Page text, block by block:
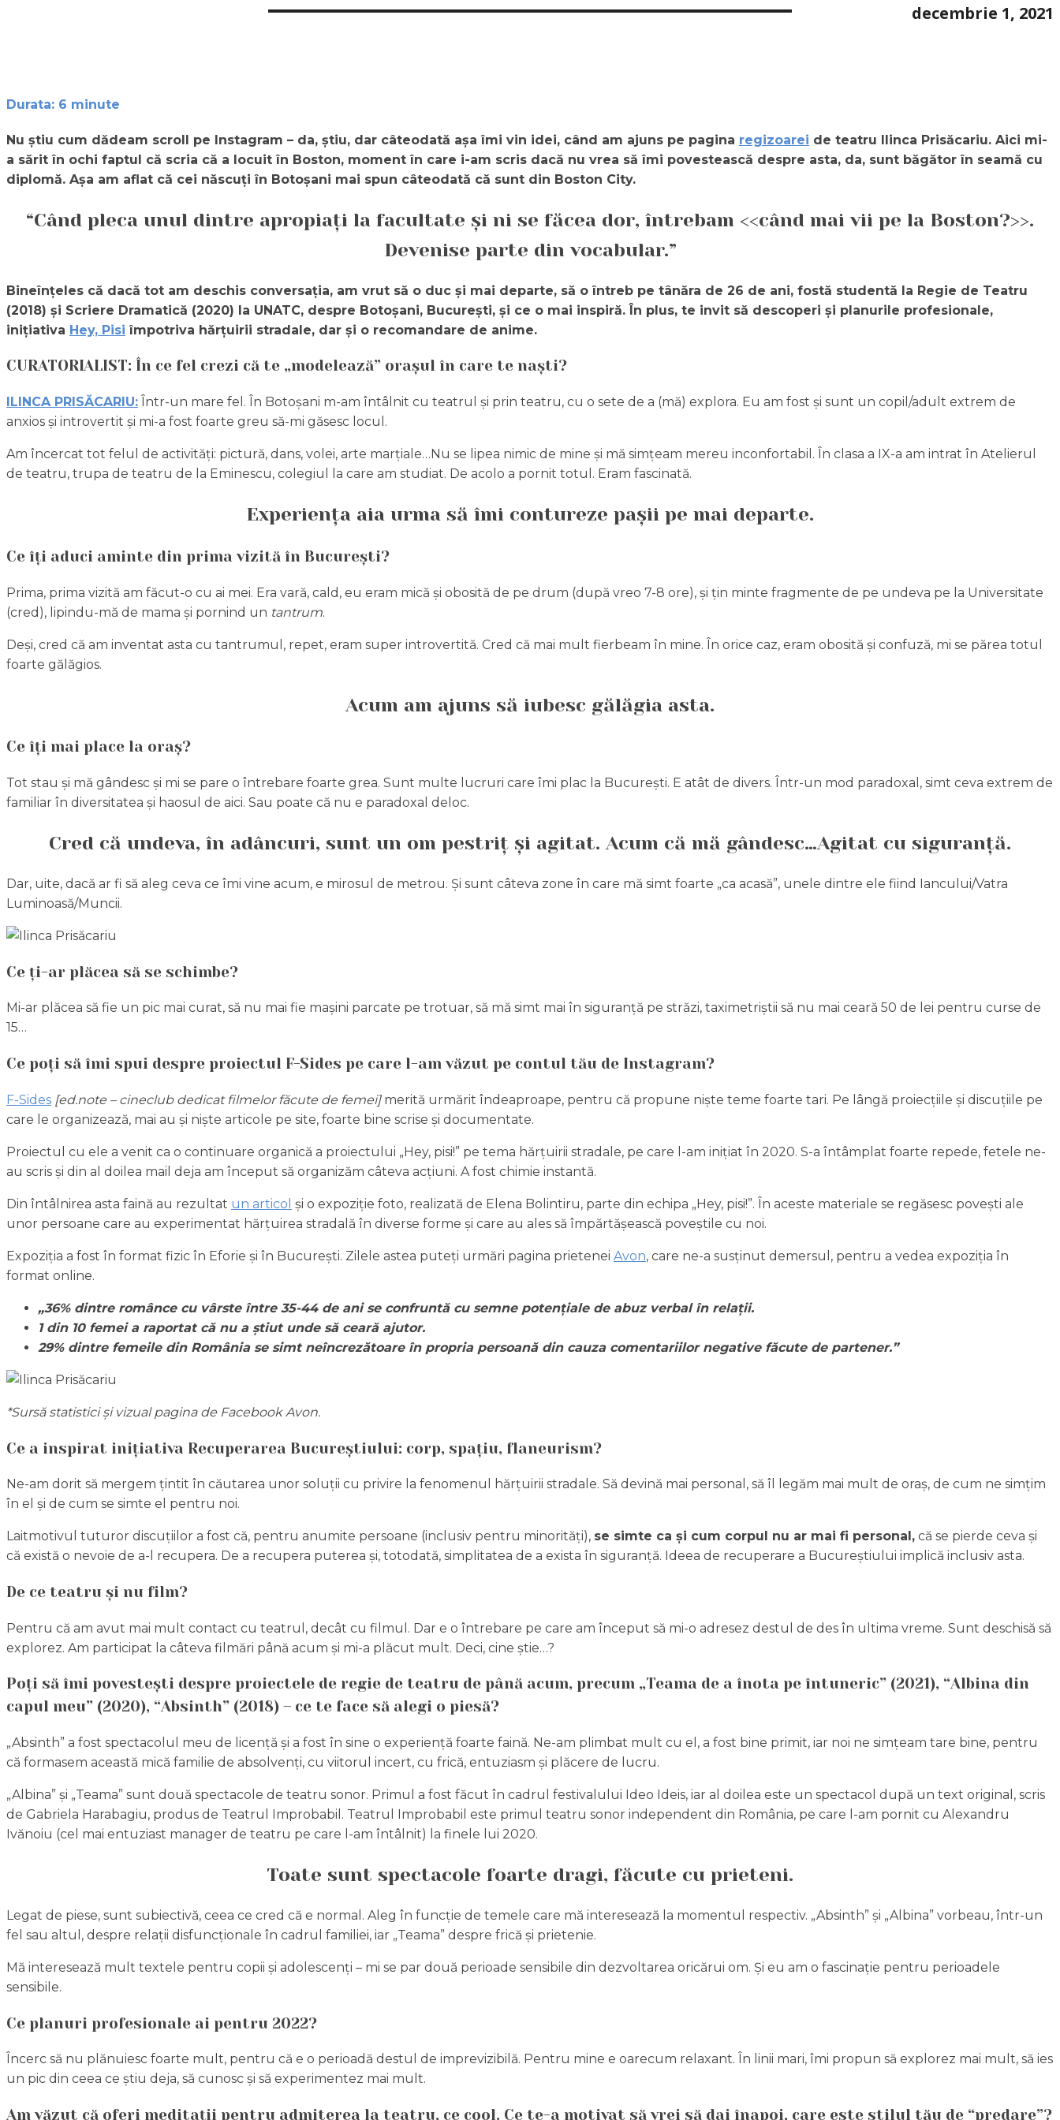
decembrie 1, 2021
Durata: 6 minute
Nu știu cum dădeam scroll pe Instagram – da, știu, dar câteodată așa îmi vin idei, când am ajuns pe pagina regizoarei de teatru Ilinca Prisăcariu. Aici mi-
a sărit în ochi faptul că scria că a locuit în Boston, moment în care i-am scris dacă nu vrea să îmi povestească despre asta, da, sunt băgător în seamă cu
diplomă. Așa am aflat că cei născuți în Botoșani mai spun câteodată că sunt din Boston City.
“Când pleca unul dintre apropiați la facultate și ni se făcea dor, întrebam <<când mai vii pe la Boston?>>.
Devenise parte din vocabular.”
Bineînțeles că dacă tot am deschis conversația, am vrut să o duc și mai departe, să o întreb pe tânăra de 26 de ani, fostă studentă la Regie de Teatru
(2018) și Scriere Dramatică (2020) la UNATC, despre Botoșani, București, și ce o mai inspiră. În plus, te invit să descoperi și planurile profesionale,
inițiativa Hey, Pisi împotriva hărțuirii stradale, dar și o recomandare de anime.
CURATORIALIST: În ce fel crezi că te „modelează” orașul în care te naști?
ILINCA PRISĂCARIU: Într-un mare fel. În Botoșani m-am întâlnit cu teatrul și prin teatru, cu o sete de a (mă) explora. Eu am fost și sunt un copil/adult extrem de
anxios și introvertit și mi-a fost foarte greu să-mi găsesc locul.
Am încercat tot felul de activități: pictură, dans, volei, arte marțiale…Nu se lipea nimic de mine și mă simțeam mereu inconfortabil. În clasa a IX-a am intrat în Atelierul
de teatru, trupa de teatru de la Eminescu, colegiul la care am studiat. De acolo a pornit totul. Eram fascinată.
Experiența aia urma să îmi contureze pașii pe mai departe.
Ce îți aduci aminte din prima vizită în București?
Prima, prima vizită am făcut-o cu ai mei. Era vară, cald, eu eram mică și obosită de pe drum (după vreo 7-8 ore), și țin minte fragmente de pe undeva pe la Universitate
(cred), lipindu-mă de mama și pornind un tantrum.
Deși, cred că am inventat asta cu tantrumul, repet, eram super introvertită. Cred că mai mult fierbeam în mine. În orice caz, eram obosită și confuză, mi se părea totul
foarte gălăgios.
Acum am ajuns să iubesc gălăgia asta.
Ce îți mai place la oraș?
Tot stau și mă gândesc și mi se pare o întrebare foarte grea. Sunt multe lucruri care îmi plac la București. E atât de divers. Într-un mod paradoxal, simt ceva extrem de
familiar în diversitatea și haosul de aici. Sau poate că nu e paradoxal deloc.
Cred că undeva, în adâncuri, sunt un om pestriț și agitat. Acum că mă gândesc…Agitat cu siguranță.
Dar, uite, dacă ar fi să aleg ceva ce îmi vine acum, e mirosul de metrou. Și sunt câteva zone în care mă simt foarte „ca acasă”, unele dintre ele fiind Iancului/Vatra
Luminoasă/Muncii.
Ce ți-ar plăcea să se schimbe?
Mi-ar plăcea să fie un pic mai curat, să nu mai fie mașini parcate pe trotuar, să mă simt mai în siguranță pe străzi, taximetriștii să nu mai ceară 50 de lei pentru curse de
15…
Ce poți să îmi spui despre proiectul F-Sides pe care l-am văzut pe contul tău de Instagram?
F-Sides [ed.note – cineclub dedicat filmelor făcute de femei]merită urmărit îndeaproape, pentru că propune niște teme foarte tari. Pe lângă proiecțiile și discuțiile pe
care le organizează, mai au și niște articole pe site, foarte bine scrise și documentate.
Proiectul cu ele a venit ca o continuare organică a proiectului „Hey, pisi!” pe tema hărțuirii stradale, pe care l-am inițiat în 2020. S-a întâmplat foarte repede, fetele ne-
au scris și din al doilea mail deja am început să organizăm câteva acțiuni. A fost chimie instantă.
Din întâlnirea asta faină au rezultat un articol și o expoziție foto, realizată de Elena Bolintiru, parte din echipa „Hey, pisi!”. În aceste materiale se regăsesc povești ale
unor persoane care au experimentat hărțuirea stradală în diverse forme și care au ales să împărtășească poveștile cu noi.
Expoziția a fost în format fizic în Eforie și în București. Zilele astea puteți urmări pagina prietenei Avon, care ne-a susținut demersul, pentru a vedea expoziția în
format online.
„36% dintre românce cu vârste între 35-44 de ani se confruntă cu semne potențiale de abuz verbal în relații.
1 din 10 femei a raportat că nu a știut unde să ceară ajutor.
29% dintre femeile din România se simt neîncrezătoare în propria persoană din cauza comentariilor negative făcute de partener.”
*Sursă statistici și vizual pagina de Facebook Avon.
Ce a inspirat inițiativa Recuperarea Bucureștiului: corp, spațiu, flaneurism?
Ne-am dorit să mergem țintit în căutarea unor soluții cu privire la fenomenul hărțuirii stradale. Să devină mai personal, să îl legăm mai mult de oraș, de cum ne simțim
în el și de cum se simte el pentru noi.
Laitmotivul tuturor discuțiilor a fost că, pentru anumite persoane (inclusiv pentru minorități), se simte ca și cum corpul nu ar mai fi personal, că se pierde ceva și
că există o nevoie de a-l recupera. De a recupera puterea și, totodată, simplitatea de a exista în siguranță. Ideea de recuperare a Bucureștiului implică inclusiv asta.
De ce teatru și nu film?
Pentru că am avut mai mult contact cu teatrul, decât cu filmul. Dar e o întrebare pe care am început să mi-o adresez destul de des în ultima vreme. Sunt deschisă să
explorez. Am participat la câteva filmări până acum și mi-a plăcut mult. Deci, cine știe…?
Poți să îmi povestești despre proiectele de regie de teatru de până acum, precum „Teama de a înota pe întuneric” (2021), “Albina din
capul meu” (2020), “Absinth” (2018) – ce te face să alegi o piesă?
„Absinth” a fost spectacolul meu de licență și a fost în sine o experiență foarte faină. Ne-am plimbat mult cu el, a fost bine primit, iar noi ne simțeam tare bine, pentru
că formasem această mică familie de absolvenți, cu viitorul incert, cu frică, entuziasm și plăcere de lucru.
„Albina” și „Teama” sunt două spectacole de teatru sonor. Primul a fost făcut în cadrul festivalului Ideo Ideis, iar al doilea este un spectacol după un text original, scris
de Gabriela Harabagiu, produs de Teatrul Improbabil. Teatrul Improbabil este primul teatru sonor independent din România, pe care l-am pornit cu Alexandru
Ivănoiu (cel mai entuziast manager de teatru pe care l-am întâlnit) la finele lui 2020.
Toate sunt spectacole foarte dragi, făcute cu prieteni.
Legat de piese, sunt subiectivă, ceea ce cred că e normal. Aleg în funcție de temele care mă interesează la momentul respectiv. „Absinth” și „Albina” vorbeau, într-un
fel sau altul, despre relații disfuncționale în cadrul familiei, iar „Teama” despre frică și prietenie.
Mă interesează mult textele pentru copii și adolescenți – mi se par două perioade sensibile din dezvoltarea oricărui om. Și eu am o fascinație pentru perioadele
sensibile.
Ce planuri profesionale ai pentru 2022?
Încerc să nu plănuiesc foarte mult, pentru că e o perioadă destul de imprevizibilă. Pentru mine e oarecum relaxant. În linii mari, îmi propun să explorez mai mult, să ies
un pic din ceea ce știu deja, să cunosc și să experimentez mai mult.
Am văzut că oferi meditații pentru admiterea la teatru, ce cool. Ce te-a motivat să vrei să dai înapoi, care este stilul tău de “predare”?